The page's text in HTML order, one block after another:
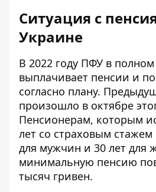
Ситуация с
Украине
В 2022 году ПФУ в
выплачивает пенсии и
согласно плану.
произошло в октябре
Пенсионерам, которым
лет со страховым стажем
для мужчин и 30 лет для
минимальную пенсию
тысяч гривен.